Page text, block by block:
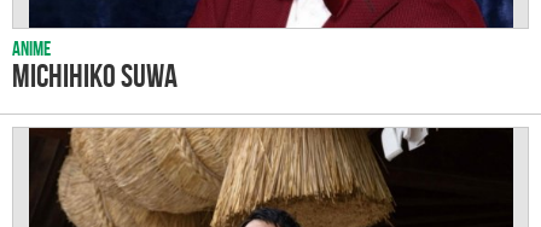
Anime
Michihiko Suwa